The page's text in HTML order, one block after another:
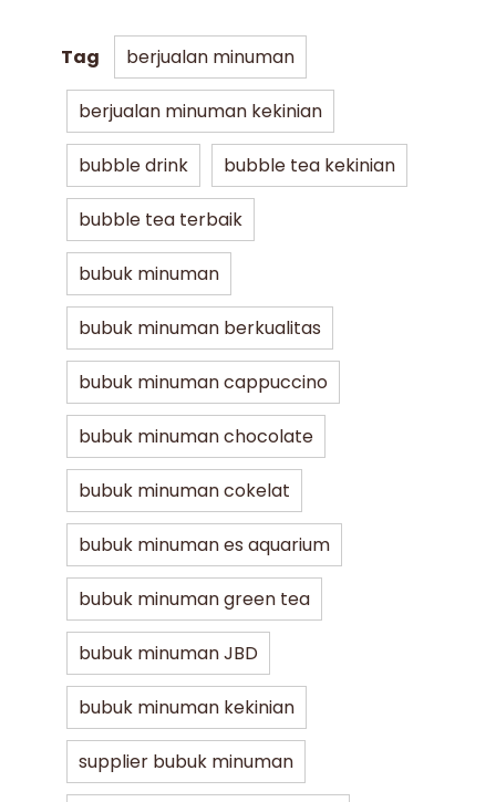
Tag berjualan minuman
berjualan minuman kekinian
bubble drink bubble tea kekinian
bubble tea terbaik
bubuk minuman
bubuk minuman berkualitas
bubuk minuman cappuccino
bubuk minuman chocolate
bubuk minuman cokelat
bubuk minuman es aquarium
bubuk minuman green tea
bubuk minuman JBD
bubuk minuman kekinian
supplier bubuk minuman